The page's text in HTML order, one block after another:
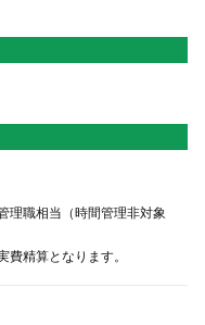
理職相当（時間管理非対象
精算となります。